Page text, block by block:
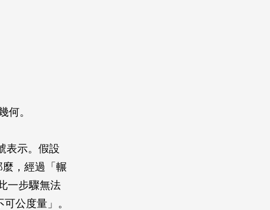
何。
表示。假設
麼，經過「輾
一步驟無法
公度量」。